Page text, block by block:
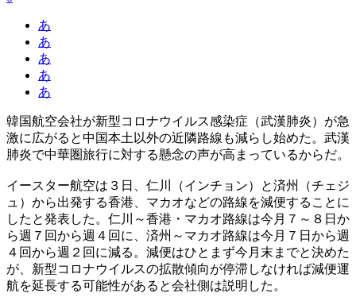
あ
あ
あ
あ
あ
韓国航空会社が新型コロナウイルス感染症（武漢肺炎）が急
激に広がると中国本土以外の近隣路線も減らし始めた。武漢
肺炎で中華圏旅行に対する懸念の声が高まっているからだ。
イースター航空は３日、仁川（インチョン）と済州（チェジ
ュ）から出発する香港、マカオなどの路線を減便することに
したと発表した。仁川～香港・マカオ路線は今月７～８日か
ら週７回から週４回に、済州～マカオ路線は今月７日から週
４回から週２回に減る。減便はひとまず今月末までと決めた
が、新型コロナウイルスの拡散傾向が停滞しなければ減便運
航を延長する可能性があると会社側は説明した。